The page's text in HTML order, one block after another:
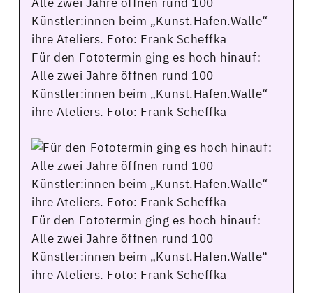
Für den Fototermin ging es hoch hinauf:
Alle zwei Jahre öffnen rund 100
Künstler:innen beim „Kunst.Hafen.Walle“
ihre Ateliers. Foto: Frank Scheffka
Für den Fototermin ging es hoch hinauf:
Alle zwei Jahre öffnen rund 100
Künstler:innen beim „Kunst.Hafen.Walle“
ihre Ateliers. Foto: Frank Scheffka